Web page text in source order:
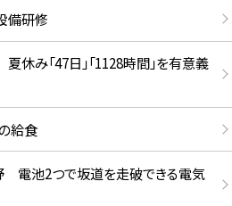
備研修
休み「47日」「1128時間」を有意義
給食
電池2つで坂道を走破できる電気